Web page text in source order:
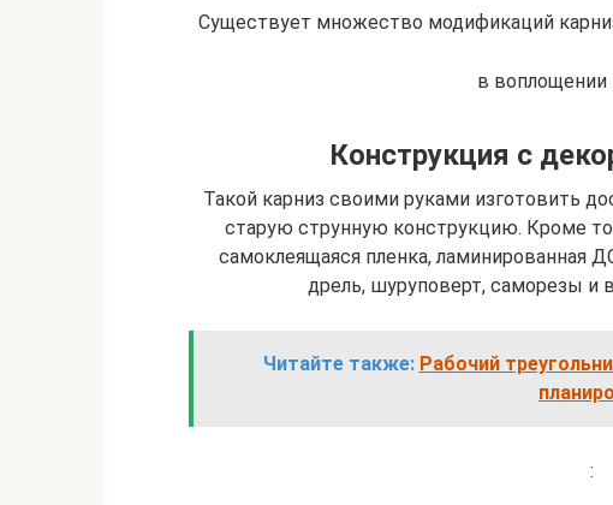
Существует множество модификаций
в воплощении
Конструкция с
Такой карниз своими руками изготовить
старую струнную конструкцию. Кроме
самоклеящаяся пленка, ламинированная
дрель, шуруповерт, саморезы и
Читайте также: Рабочий
: